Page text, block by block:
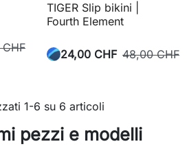
TIGER Slip bikini |
Fourth Element
24,00 CHF 48,00 CHF
1-6 su 6 articoli
pezzi e modelli